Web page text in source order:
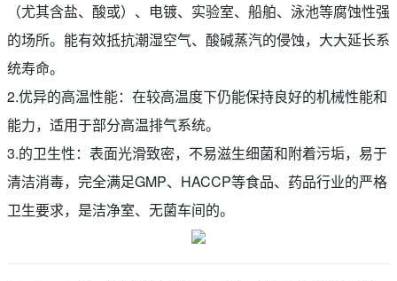
（尤其含盐、酸或）、电镀、实验室、船舶、泳池等腐蚀性强
的场所。能有效抵抗潮湿空气、酸碱蒸汽的侵蚀，大大延长系
统寿命。
2.优异的高温性能：在较高温度下仍能保持良好的机械性能和
能力，适用于部分高温排气系统。
3.的卫生性：表面光滑致密，不易滋生细菌和附着污垢，易于
清洁消毒，完全满足GMP、HACCP等食品、药品行业的严格
卫生要求，是洁净室、无菌车间的。